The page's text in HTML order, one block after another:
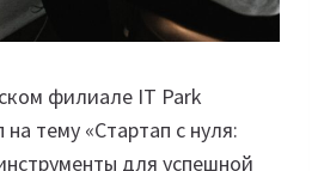
филиале IT Park
тему «Стартап с нуля:
для успешной